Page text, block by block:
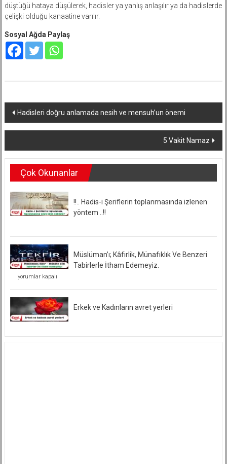
düştüğü hataya düşülerek, hadisler ya yanlış anlaşılır ya da hadislerde
çelişki olduğu kanaatine varılır.
Sosyal Ağda Paylaş
Yazı
dolaşımı
Hadisleri doğru anlamada nesih ve mensuh’un önemi
5 Vakit Namaz
Çok Okunanlar
!!.. Hadis-i Şeriflerin toplanmasında izlenen
yöntem ..!!
Müslüman’ı; Kâfirlik, Münafıklık Ve Benzeri
Tabirlerle İtham Edemeyiz.
Müslüman’ı;
Münafıklık
Ve
Benzeri
Tabirlerle
İtham
yorumlar kapalı
Erkek ve Kadınların avret yerleri